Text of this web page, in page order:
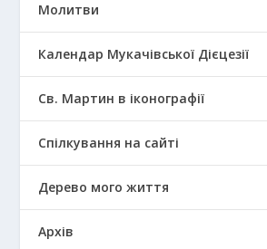
Молитви
Календар Мукачівської Дієцезії
Св. Мартин в іконографії
Спілкування на сайті
Дерево мого життя
Архів